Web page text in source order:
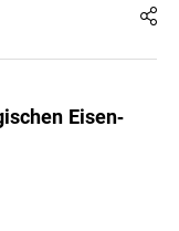
Eisen‐